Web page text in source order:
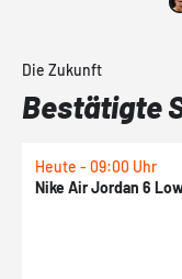
Die Zukunft
Bestätigte
Heute - 09:00 Uhr
Nike Air Jordan 6